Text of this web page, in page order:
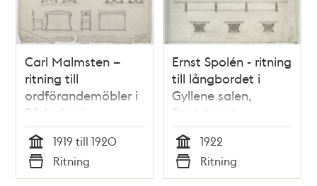
Carl Malmsten –
ritning till
ordförandemöbler i
Rådsalen i
Stadshuset
Tid
1919 till 1920
Typ
Ritning
Ernst Spolén - ritning
till långbordet i
Gyllene salen,
Stadshuset
Tid
1922
Typ
Ritning